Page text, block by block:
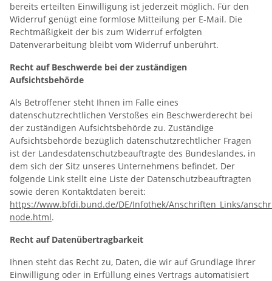
bereits erteilten Einwilligung ist jederzeit möglich. Für den
Widerruf genügt eine formlose Mitteilung per E-Mail. Die
Rechtmäßigkeit der bis zum Widerruf erfolgten
Datenverarbeitung bleibt vom Widerruf unberührt.
Recht auf Beschwerde bei der zuständigen
Aufsichtsbehörde
Als Betroffener steht Ihnen im Falle eines
datenschutzrechtlichen Verstoßes ein Beschwerderecht bei
der zuständigen Aufsichtsbehörde zu. Zuständige
Aufsichtsbehörde bezüglich datenschutzrechtlicher Fragen
ist der Landesdatenschutzbeauftragte des Bundeslandes, in
dem sich der Sitz unseres Unternehmens befindet. Der
folgende Link stellt eine Liste der Datenschutzbeauftragten
sowie deren Kontaktdaten bereit:
https://www.bfdi.bund.de/DE/Infothek/Anschriften_Links/
node.html.
Recht auf Datenübertragbarkeit
Ihnen steht das Recht zu, Daten, die wir auf Grundlage Ihrer
Einwilligung oder in Erfüllung eines Vertrags automatisiert